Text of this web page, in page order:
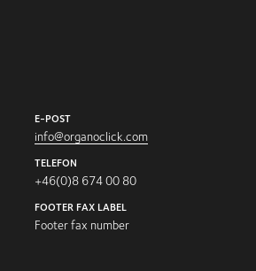
E-POST
info@organoclick.com
TELEFON
+46(0)8 674 00 80
FOOTER FAX LABEL
Footer fax number